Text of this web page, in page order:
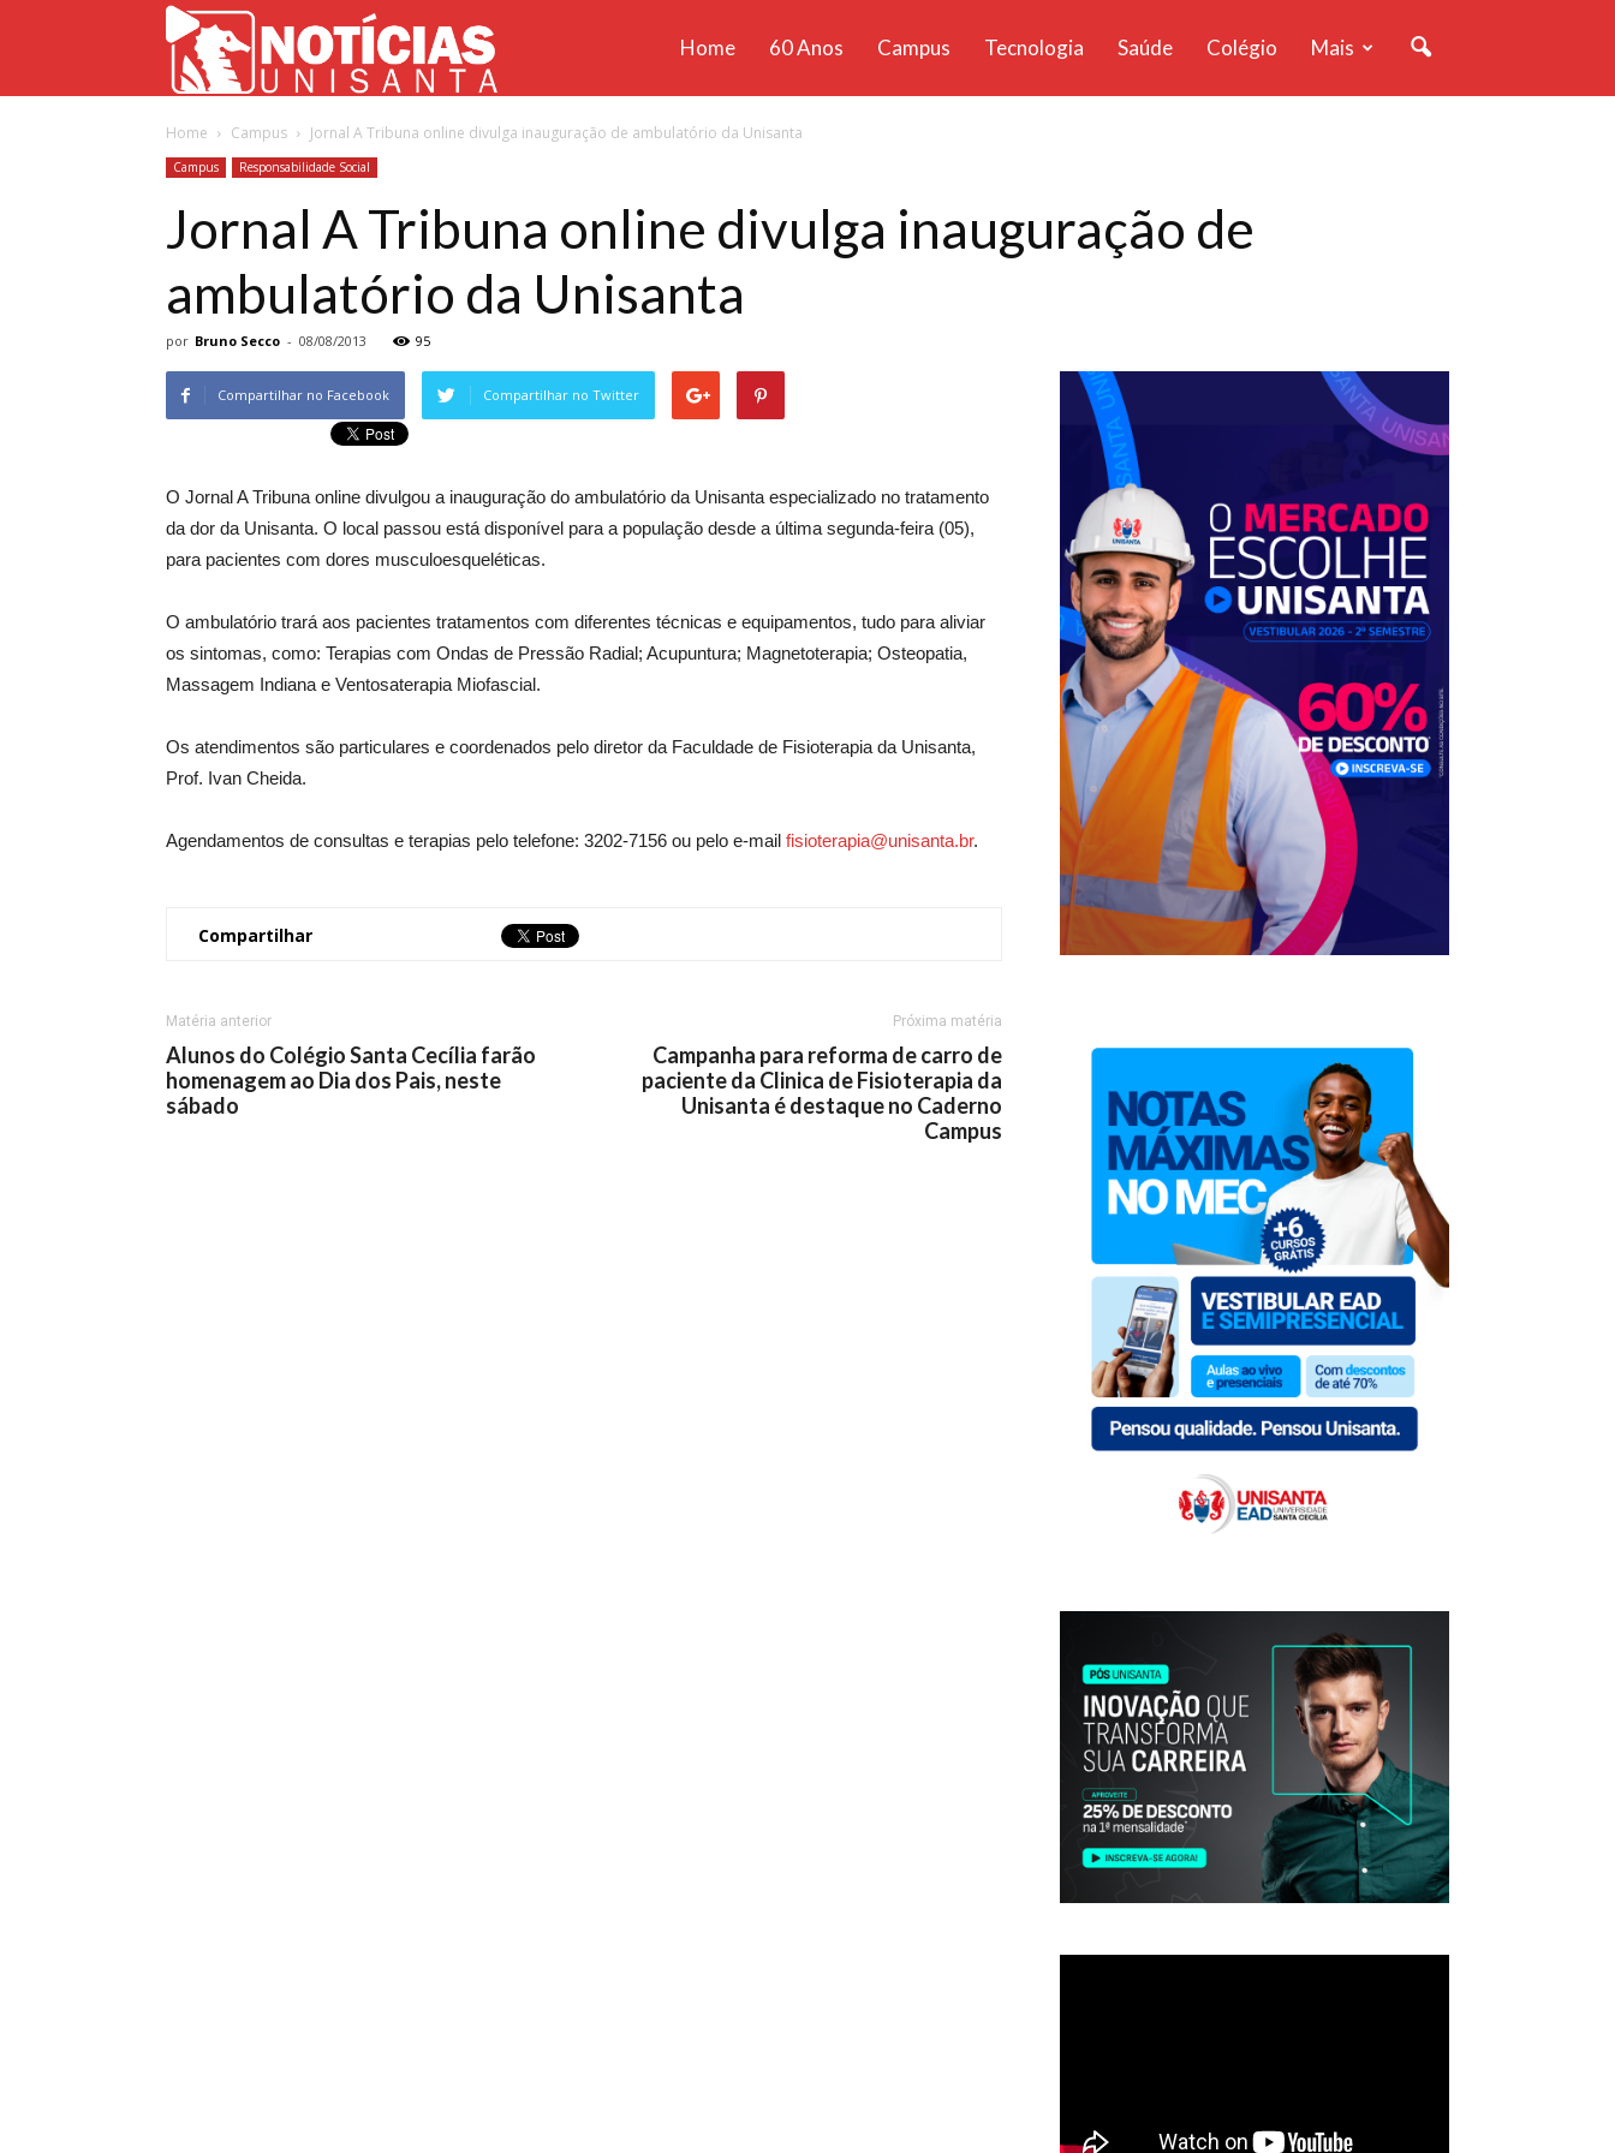
Unisanta
Home 60 Anos Campus Tecnologia Saúde Colégio Mais
Home Campus Jornal A Tribuna online divulga inauguração de ambulatório da Unisanta
Campus Responsabilidade Social
Jornal A Tribuna online divulga inauguração de
ambulatório da Unisanta
por Bruno Secco - 08/08/2013 95
Compartilhar no Facebook Compartilhar no Twitter
O Jornal A Tribuna online divulgou a inauguração do ambulatório da Unisanta especializado no tratamento
da dor da Unisanta. O local passou está disponível para a população desde a última segunda-feira (05),
para pacientes com dores musculoesqueléticas.
O ambulatório trará aos pacientes tratamentos com diferentes técnicas e equipamentos, tudo para aliviar
os sintomas, como: Terapias com Ondas de Pressão Radial; Acupuntura; Magnetoterapia; Osteopatia,
Massagem Indiana e Ventosaterapia Miofascial.
Os atendimentos são particulares e coordenados pelo diretor da Faculdade de Fisioterapia da Unisanta,
Prof. Ivan Cheida.
Agendamentos de consultas e terapias pelo telefone: 3202-7156 ou pelo e-mail fisioterapia@unisanta.br.
Compartilhar
Matéria anterior
Alunos do Colégio Santa Cecília farão
homenagem ao Dia dos Pais, neste
sábado
Próxima matéria
Campanha para reforma de carro de
paciente da Clinica de Fisioterapia da
Unisanta é destaque no Caderno
Campus